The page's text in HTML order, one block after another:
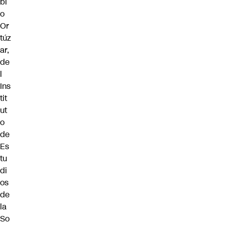
o
Or
túz
ar,
de
l
Ins
tit
ut
o
de
Es
tu
di
os
de
la
So